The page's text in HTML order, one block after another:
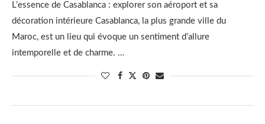
L’essence de Casablanca : explorer son aéroport et sa
décoration intérieure Casablanca, la plus grande ville du
Maroc, est un lieu qui évoque un sentiment d’allure
intemporelle et de charme. …